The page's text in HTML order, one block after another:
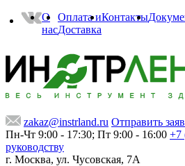
О
нас
Оплата и
Доставка
Контакты
zakaz@instrland.ru Отправить
Пн-Чт 9:00 - 17:30; Пт 9:00 - 16:00 +7
руководству
г. Москва, ул. Чусовская, 7А